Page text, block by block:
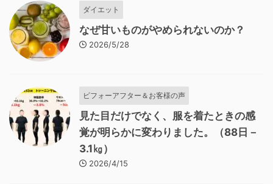
ダイエット
なぜ甘いものがやめられないのか？
2026/5/28
ビフォーアフター＆お客様の声
見た目だけでなく、服を着たときの感
覚が明らかに変わりました。（88日－
3.1㎏）
2026/4/15